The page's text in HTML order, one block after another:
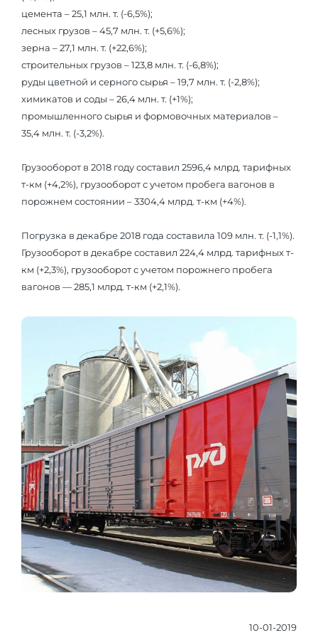
цемента – 25,1 млн. т. (-6,5%);
лесных грузов – 45,7 млн. т. (+5,6%);
зерна – 27,1 млн. т. (+22,6%);
строительных грузов – 123,8 млн. т. (-6,8%);
руды цветной и серного сырья – 19,7 млн. т. (-2,8%);
химикатов и соды – 26,4 млн. т. (+1%);
промышленного сырья и формовочных материалов –
35,4 млн. т. (-3,2%).
Грузооборот в 2018 году составил 2596,4 млрд. тарифных
т-км (+4,2%), грузооборот с учетом пробега вагонов в
порожнем состоянии – 3304,4 млрд. т-км (+4%).
Погрузка в декабре 2018 года составила 109 млн. т. (-1,1%).
Грузооборот в декабре составил 224,4 млрд. тарифных т-
км (+2,3%), грузооборот с учетом порожнего пробега
вагонов — 285,1 млрд. т-км (+2,1%).
10-01-2019